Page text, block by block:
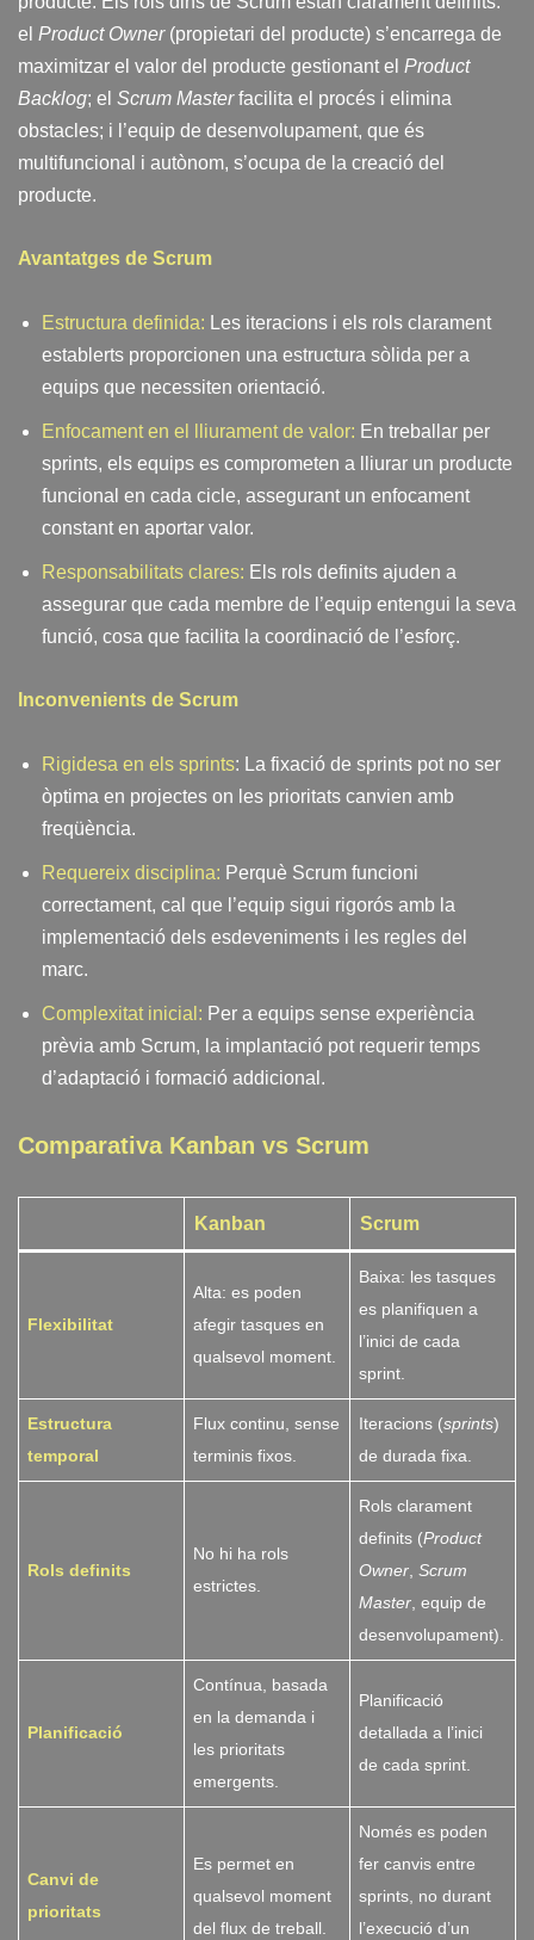
el Product Owner(propietari del producte) s’encarrega de
maximitzar el valor del producte gestionant el Product
Backlog; el Scrum Masterfacilita el procés i elimina
obstacles; i l’equip de desenvolupament, que és
multifuncional i autònom, s’ocupa de la creació del
producte.
Avantatges de Scrum
Estructura definida: Les iteracions i els rols clarament
establerts proporcionen una estructura sòlida per a
equips que necessiten orientació.
Enfocament en el lliurament de valor: En treballar per
sprints, els equips es comprometen a lliurar un producte
funcional en cada cicle, assegurant un enfocament
constant en aportar valor.
Responsabilitats clares: Els rols definits ajuden a
assegurar que cada membre de l’equip entengui la seva
funció, cosa que facilita la coordinació de l’esforç.
Inconvenients de Scrum
Rigidesa en els sprints: La fixació de sprints pot no ser
òptima en projectes on les prioritats canvien amb
freqüència.
Requereix disciplina: Perquè Scrum funcioni
correctament, cal que l’equip sigui rigorós amb la
implementació dels esdeveniments i les regles del
marc.
Complexitat inicial: Per a equips sense experiència
prèvia amb Scrum, la implantació pot requerir temps
d’adaptació i formació addicional.
Comparativa Kanban vs Scrum
Kanban Scrum
Flexibilitat
Alta: es poden
afegir tasques en
qualsevol moment.
Baixa: les tasques
es planifiquen a
l’inici de cada
sprint.
Estructura
temporal
Flux continu, sense
terminis fixos.
Iteracions (sprints)
de durada fixa.
Rols definits
No hi ha rols
estrictes.
Rols clarament
definits (Product
Owner ,Scrum
Master , equip de
desenvolupament).
Planificació
Contínua, basada
en la demanda i
les prioritats
emergents.
Planificació
detallada a l’inici
de cada sprint.
Canvi de
prioritats
Es permet en
qualsevol moment
del flux de treball.
Només es poden
fer canvis entre
sprints, no durant
l’execució d’un